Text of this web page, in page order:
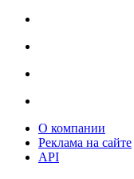
О компании
Реклама на сайте
API